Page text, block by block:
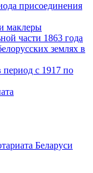
присоединения
маклеры
части 1863 года
землях в
период с 1917 по
Беларуси